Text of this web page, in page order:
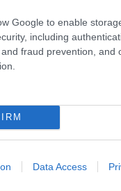
Google to enable
including
fraud prevention, and
Data Access
úttörő
SZTE